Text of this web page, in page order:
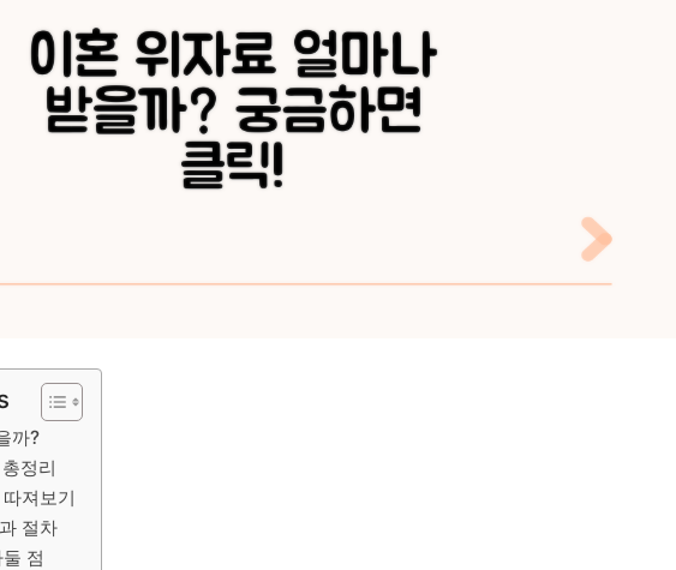
까?
정리
져보기
절차
점